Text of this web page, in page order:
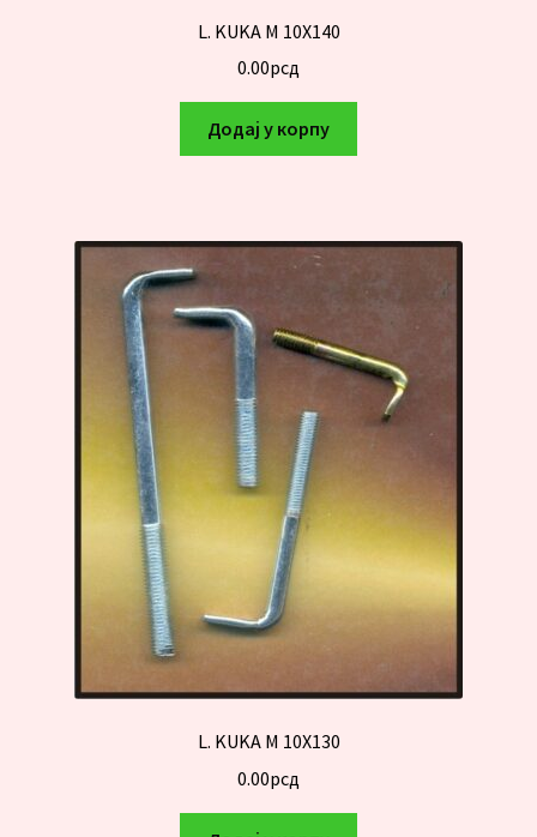
L. KUKA M 10X140
0.00рсд
Додај у корпу
L. KUKA M 10X130
0.00рсд